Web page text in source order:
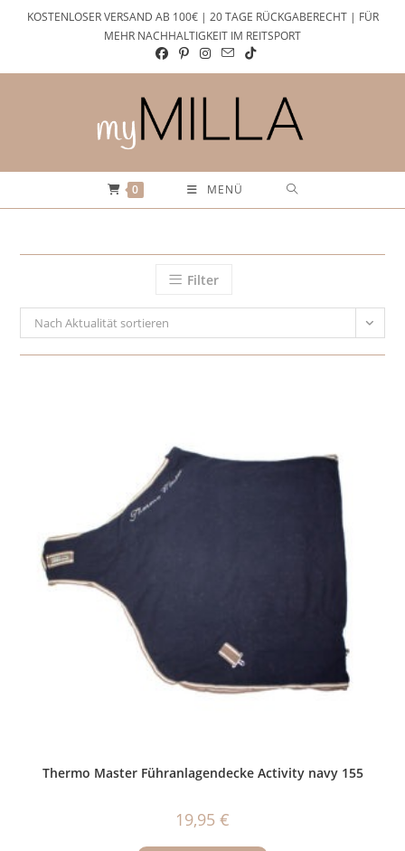
KOSTENLOSER VERSAND AB 100€ | 20 TAGE RÜCKGABERECHT | FÜR
MEHR NACHHALTIGKEIT IM REITSPORT
0 MENÜ
Filter
Nach Aktualität sortieren
Thermo Master Führanlagendecke Activity navy 155
19,95 €